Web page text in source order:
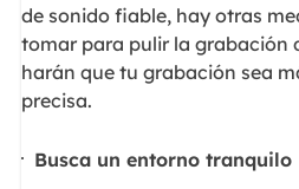
de sonido fiable, hay otras
tomar para pulir la grabación
harán que tu grabación sea
precisa.
Busca un entorno tranquilo